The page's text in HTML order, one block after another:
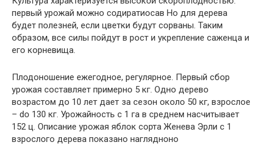
первый урожай можно содиратиосав Но для дерева
будет полезней, если цветки будут сорваны. Таким
образом, все силы пойдут в рост и укрепление саженца и
его корневища.
Плодоношение ежегодное, регулярное. Первый сбор
урожая составляет примерно 5 кг. Одно дерево
возрастом до 10 лет дает за сезон около 50 кг, взрослое
– do 130 кг. Урожайность с 1 га в среднем насчитывает
152 ц. Описание урожая яблок сорта Женева Эрли с 1
взрослого дерева показано наглядноно